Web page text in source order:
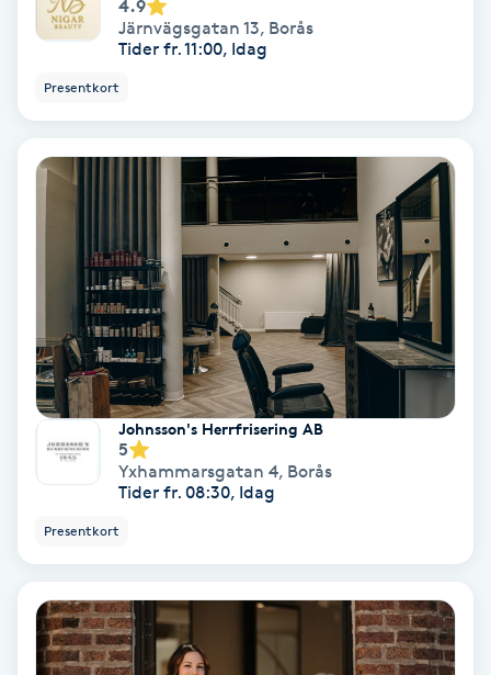
Regndroppsmassage
Restorative Yoga
Rosenmetoden
Ryggmassage
Samtalsterapi
Shiatsu
4.9
Järnvägsgatan 13, Borås
Tider fr. 11:00, Idag
Presentkort
Johnsson's Herrfrisering AB
5
Yxhammarsgatan 4, Borås
Tider fr. 08:30, Idag
Presentkort